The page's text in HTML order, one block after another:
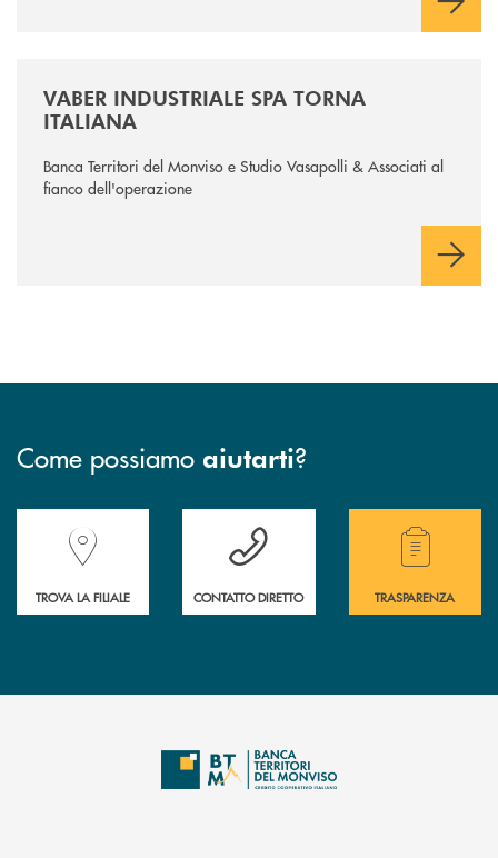
VABER INDUSTRIALE SPA TORNA
ITALIANA
Banca Territori del Monviso e Studio Vasapolli & Associati al
fianco dell'operazione
Come possiamo aiutarti?
Accedi all' elenco completo delle filiali della Banca.
TROVA LA FILIALE
Hai bisogno di assistenza immediata?
CONTATTO DIRETTO
Hai bisogno di
TRASPARENZA